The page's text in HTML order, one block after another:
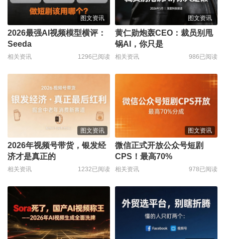
图文资讯
2026最强AI视频模型横评：
Seeda
相关资讯 1296已阅读
图文资讯
黄仁勋炮轰CEO：裁员别甩
锅AI，你只是
相关资讯 986已阅读
图文资讯
2026年视频号带货，银发经
济才是真正的
相关资讯 1232已阅读
图文资讯
微信正式开放公众号短剧
CPS！最高70%
相关资讯 978已阅读